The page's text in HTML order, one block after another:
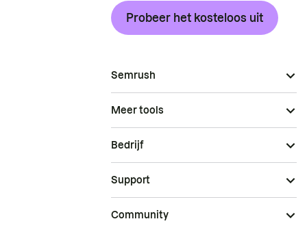
Probeer het kosteloos uit
Semrush
Meer tools
Bedrijf
Support
Community